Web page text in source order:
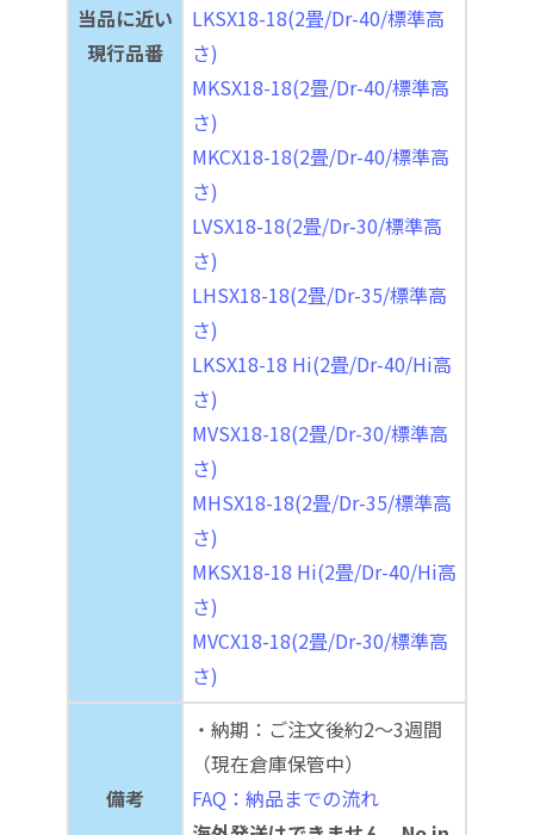
当品に近い
現行品番
LKSX18-18(2畳/Dr-40/標準高
さ)
MKSX18-18(2畳/Dr-40/標準高
さ)
MKCX18-18(2畳/Dr-40/標準高
さ)
LVSX18-18(2畳/Dr-30/標準高
さ)
LHSX18-18(2畳/Dr-35/標準高
さ)
LKSX18-18 Hi(2畳/Dr-40/Hi高
さ)
MVSX18-18(2畳/Dr-30/標準高
さ)
MHSX18-18(2畳/Dr-35/標準高
さ)
MKSX18-18 Hi(2畳/Dr-40/Hi高
さ)
MVCX18-18(2畳/Dr-30/標準高
さ)
備考
・納期：ご注文後約2～3週間
（現在倉庫保管中）
FAQ：納品までの流れ